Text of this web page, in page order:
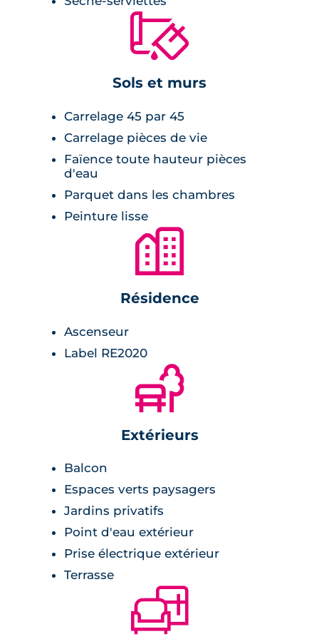
énergétique remarquable. Les résidents
bénéficieront également d'un interphone
Vigik et d'un visiophone pour plus de
🔨
Sols et murs
Carrelage 45 par 45
Carrelage pièces de vie
Faïence toute hauteur pièces
d'eau
Parquet dans les chambres
Peinture lisse
🏙
Résidence
Ascenseur
Label RE2020
🌲
Extérieurs
Balcon
Espaces verts paysagers
Jardins privatifs
Point d'eau extérieur
Prise électrique extérieur
Terrasse
🛋